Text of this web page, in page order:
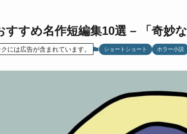
すすめ名作短編集10選 – 「奇妙
には広告が含まれています。 ショートショート ホラー小説